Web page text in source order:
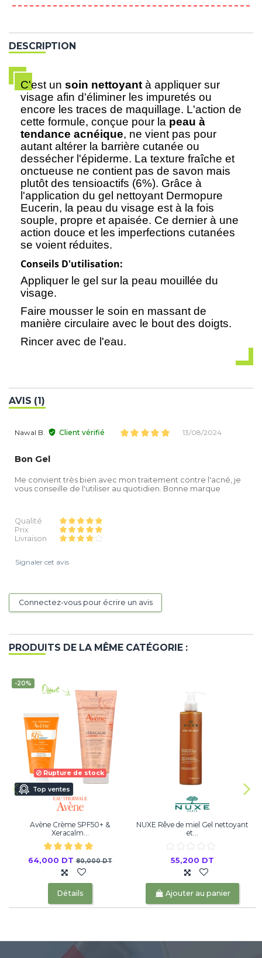
DESCRIPTION
C'est un soin nettoyant à appliquer sur
visage afin d'éliminer les impuretés ou
encore les traces de maquillage. L'action de
cette formule, conçue pour la peau à
tendance acnéique, ne vient pas pour
autant altérer la barrière cutanée ou
dessécher l'épiderme. La texture fraîche et
onctueuse ne contient pas de savon mais
plutôt des tensioactifs (6%). Grâce à
l'application du gel nettoyant Dermopure
Eucerin, la peau du visage est à la fois
souple, propre et apaisée. Ce dernier à une
action douce et les imperfections cutanées
se voient réduites.
Conseils D'utilisation:
Appliquer le gel sur la peau mouillée du
visage.
Faire mousser le soin en massant de
manière circulaire avec le bout des doigts.
Rincer avec de l'eau.
AVIS (1)
Nawal B. Client vérifié 13/08/2024
Bon Gel
Me convient très bien avec mon traitement contre l'acné, je
vous conseille de l'utiliser au quotidien. Bonne marque
Qualité
Prix
Livraison
Signaler cet avis
Connectez-vous pour écrire un avis
PRODUITS DE LA MÊME CATÉGORIE :
Top ventes
-20%
Rupture de stock
Avène Crème SPF50+ &
Xeracalm...
64,000 DT80,000 DT
Détails
NUXE Rêve de miel Gel nettoyant
et...
55,200 DT
Ajouter au panier